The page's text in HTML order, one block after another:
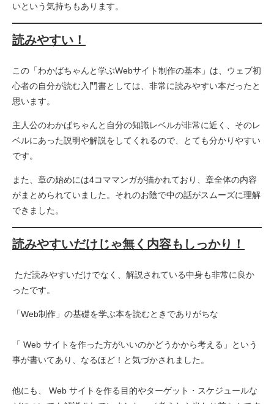
いという気持ちもあります。
読みやすい！
この「わかばちゃんと学ぶWebサイト制作の基本」は、ウェブ初
心者の自分が読む入門書としては、非常に読みやすい本だったと
思います。
主人公のわかばちゃんと自分の知識レベルが非常に近く、そのレ
ベルにあった説明や解説をしてくれるので、とても分かりやすい
です。
また、章の始めには4コママンガが描かれており、章全体の内容
がまとめられていました。それのお陰で中の話がスムーズに理解
できました。
読みやすいだけじゃ無く内容もしっかり！
ただ読みやすいだけでなく、解説されている中身も非常に良か
ったです。
「Web制作」の基礎を学ぶ本を読むときでありがちな
「 Web サイトを作った方がいいのかどうかから考える」という
事が書いてあり、なるほど！と気づかされました。
他にも、 Web サイトを作る目的やターゲット・スケジュールな